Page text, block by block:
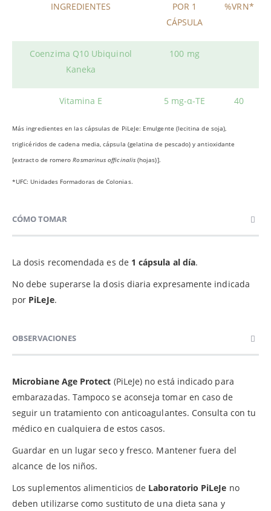
INGREDIENTES
POR 1
CÁPSULA
%VRN*
Coenzima Q10 Ubiquinol
Kaneka
100 mg
Vitamina E 5 mg-α-TE 40
Más ingredientes en las cápsulas de PiLeJe: Emulgente (lecitina de soja),
triglicéridos de cadena media, cápsula (gelatina de pescado) y antioxidante
[extracto de romeroRosmarinus officinalis(hojas)].
*UFC: Unidades Formadoras de Colonias.
CÓMO TOMAR
La dosis recomendada es de 1 cápsula al día.
No debe superarse la dosis diaria expresamente indicada
por PiLeJe.
OBSERVACIONES
Microbiane Age Protect (PiLeJe) no está indicado para
embarazadas. Tampoco se aconseja tomar en caso de
seguir un tratamiento con anticoagulantes. Consulta con tu
médico en cualquiera de estos casos.
Guardar en un lugar seco y fresco. Mantener fuera del
alcance de los niños.
Los suplementos alimenticios de Laboratorio PiLeJe no
deben utilizarse como sustituto de una dieta sana y